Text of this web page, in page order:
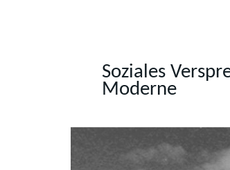
Soziales
Moderne